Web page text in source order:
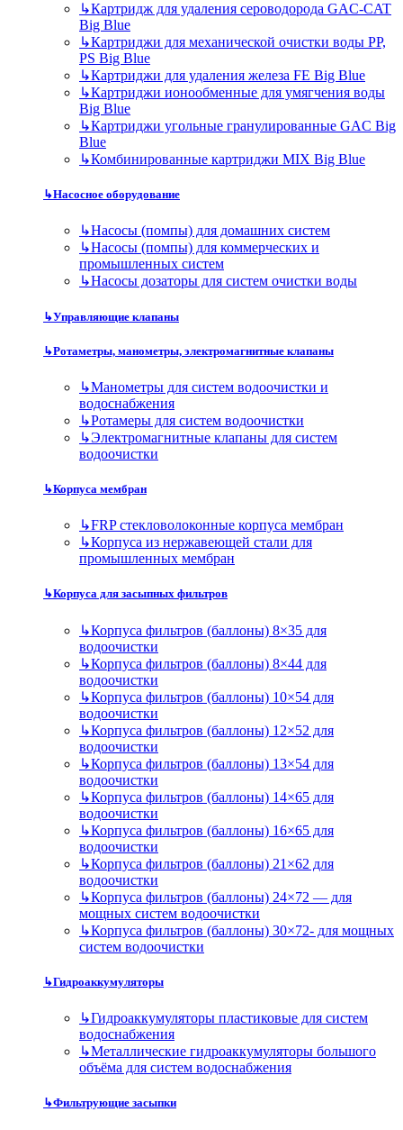
↳Картридж для удаления сероводорода GAC-CAT
Big Blue
↳Картриджи для механической очистки воды PP,
PS Big Blue
↳Картриджи для удаления железа FE Big Blue
↳Картриджи ионообменные для умягчения воды
Big Blue
↳Картриджи угольные гранулированные GAC Big
Blue
↳Комбинированные картриджи MIX Big Blue
↳Насосное оборудование
↳Насосы (помпы) для домашних систем
↳Насосы (помпы) для коммерческих и
промышленных систем
↳Насосы дозаторы для систем очистки воды
↳Управляющие клапаны
↳Ротаметры, манометры, электромагнитные клапаны
↳Манометры для систем водоочистки и
водоснабжения
↳Ротамеры для систем водоочистки
↳Электромагнитные клапаны для систем
водоочистки
↳Корпуса мембран
↳FRP стекловолоконные корпуса мембран
↳Корпуса из нержавеющей стали для
промышленных мембран
↳Корпуса для засыпных фильтров
↳Корпуса фильтров (баллоны) 8×35 для
водоочистки
↳Корпуса фильтров (баллоны) 8×44 для
водоочистки
↳Корпуса фильтров (баллоны) 10×54 для
водоочистки
↳Корпуса фильтров (баллоны) 12×52 для
водоочистки
↳Корпуса фильтров (баллоны) 13×54 для
водоочистки
↳Корпуса фильтров (баллоны) 14×65 для
водоочистки
↳Корпуса фильтров (баллоны) 16×65 для
водоочистки
↳Корпуса фильтров (баллоны) 21×62 для
водоочистки
↳Корпуса фильтров (баллоны) 24×72 — для
мощных систем водоочистки
↳Корпуса фильтров (баллоны) 30×72- для мощных
систем водоочистки
↳Гидроаккумуляторы
↳Гидроаккумуляторы пластиковые для систем
водоснабжения
↳Металлические гидроаккумуляторы большого
объёма для систем водоснабжения
↳Фильтрующие засыпки